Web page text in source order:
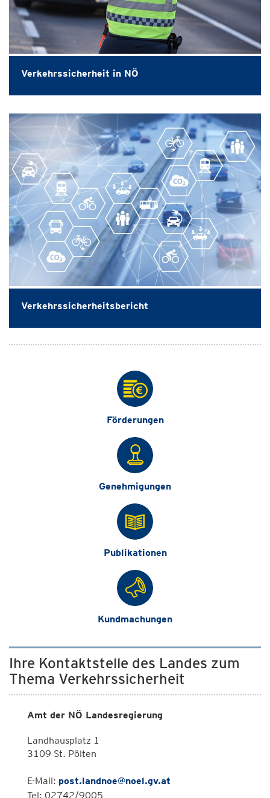
Verkehrssicherheit in NÖ
Verkehrssicherheitsbericht
Förderungen
Genehmigungen
Publikationen
Kundmachungen
Ihre Kontaktstelle des Landes zum
Thema Verkehrssicherheit
Amt der NÖ Landesregierung
Landhausplatz 1
3109 St. Pölten
E-Mail: post.landnoe@noel.gv.at
Tel: 02742/9005